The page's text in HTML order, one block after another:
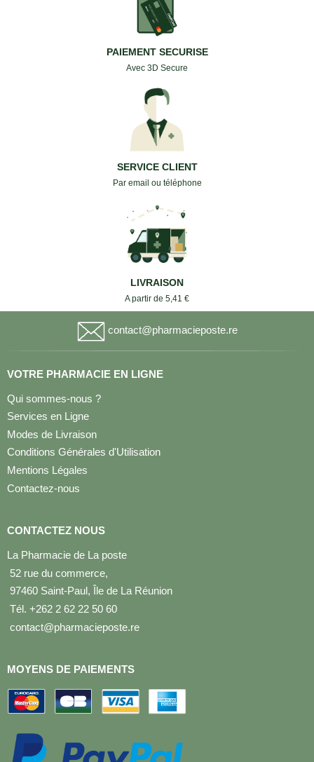
PAIEMENT SECURISE
Avec 3D Secure
SERVICE CLIENT
Par email ou téléphone
LIVRAISON
A partir de 5,41 €
contact@pharmacieposte.re
VOTRE PHARMACIE EN LIGNE
Qui sommes-nous ?
Services en Ligne
Modes de Livraison
Conditions Générales d'Utilisation
Mentions Légales
Contactez-nous
CONTACTEZ NOUS
La Pharmacie de La poste
52 rue du commerce,
97460 Saint-Paul, Île de La Réunion
Tél. +262 2 62 22 50 60
contact@pharmacieposte.re
MOYENS DE PAIEMENTS